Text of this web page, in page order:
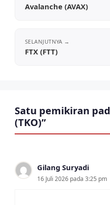
Avalanche (AVAX)
FTX (FTT)
Satu pemikiran
(TKO)”
Gilang Suryadi
16 Juli 2026 pada 3:25 pm